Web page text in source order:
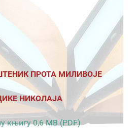
ПРОТА МИЛИВОЈЕ
НИКОЛАЈА
књигу 0,6 MB (PDF)